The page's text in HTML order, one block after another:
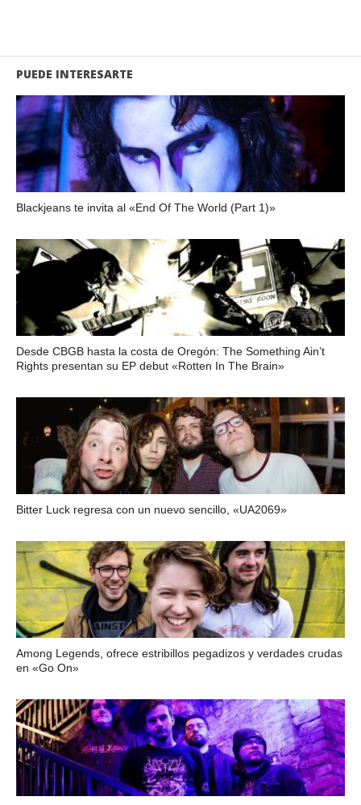
PUEDE INTERESARTE
Blackjeans te invita al «End Of The World (Part 1)»
Desde CBGB hasta la costa de Oregón: The Something Ain’t
Rights presentan su EP debut «Rotten In The Brain»
Bitter Luck regresa con un nuevo sencillo, «UA2069»
Among Legends, ofrece estribillos pegadizos y verdades crudas
en «Go On»